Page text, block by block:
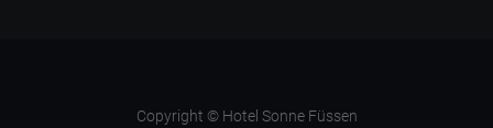
Copyright © Hotel Sonne Füssen